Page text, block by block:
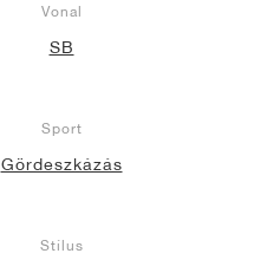
Vonal
SB
Sport
Gördeszkázás
Stílus